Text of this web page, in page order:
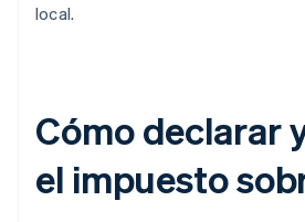
local.
Cómo declarar
el impuesto